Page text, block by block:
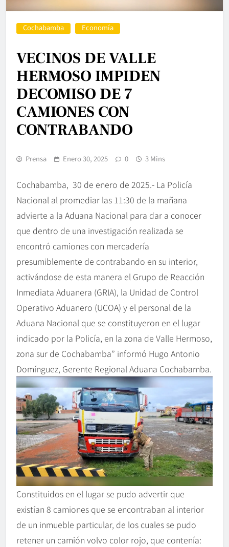
Cochabamba Economía
VECINOS DE VALLE
HERMOSO IMPIDEN
DECOMISO DE 7
CAMIONES CON
CONTRABANDO
Prensa Enero 30, 2025 0 3 Mins
Cochabamba, 30 de enero de 2025.- La Policía
Nacional al promediar las 11:30 de la mañana
advierte a la Aduana Nacional para dar a conocer
que dentro de una investigación realizada se
encontró camiones con mercadería
presumiblemente de contrabando en su interior,
activándose de esta manera el Grupo de Reacción
Inmediata Aduanera (GRIA), la Unidad de Control
Operativo Aduanero (UCOA) y el personal de la
Aduana Nacional que se constituyeron en el lugar
indicado por la Policía, en la zona de Valle Hermoso,
zona sur de Cochabamba” informó Hugo Antonio
Domínguez, Gerente Regional Aduana Cochabamba.
Constituidos en el lugar se pudo advertir que
existían 8 camiones que se encontraban al interior
de un inmueble particular, de los cuales se pudo
retener un camión volvo color rojo, que contenía: